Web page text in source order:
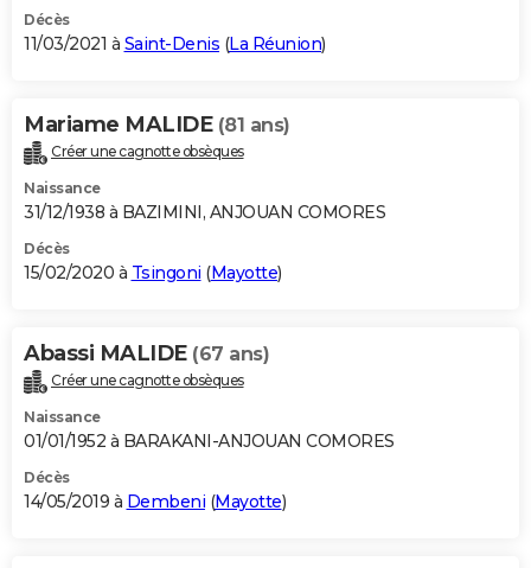
Décès
11/03/2021 à Saint-Denis (La Réunion)
Mariame MALIDE (81 ans)
Créer une cagnotte obsèques
Naissance
31/12/1938 à BAZIMINI, ANJOUAN COMORES
Décès
15/02/2020 à Tsingoni (Mayotte)
Abassi MALIDE (67 ans)
Créer une cagnotte obsèques
Naissance
01/01/1952 à BARAKANI-ANJOUAN COMORES
Décès
14/05/2019 à Dembeni (Mayotte)